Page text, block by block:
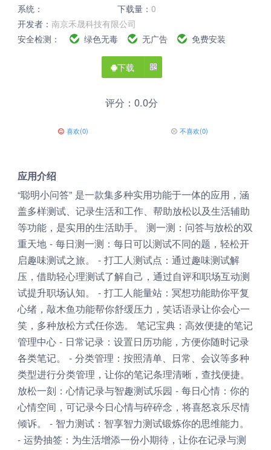
系统：
下载量： 0
开发者： 南京禾晟科技有限公司
安全检测：
绿色无毒 无广告 免费安装
下载
评分：0.0分
喜欢(0) 不喜欢(0)
应用介绍
“聪明小问答” 是一款集多种实用功能于一体的应用，涵
盖多样测试、记录生活和工作、帮助放松以及生活辅助
等功能，是实用的生活助手。 测一测：问答与放松的双
重天地 - 每日测一测：每日可以测试不同的题，轻松开
启趣味测试之旅。 - 打工人测试点：通过趣味测试解
压，借助轻心理测试了解自己，通过自评和职场互动测
试提升职场认知。 - 打工人能量站：冥想功能助你平复
心绪，敲木鱼功能帮你舒缓压力，笑话语录让你会心一
笑，多种放松方式任你选。 笔记宝典：高效便捷的笔记
管理中心 - 日常记录：设置日历功能，方便你随时记录
各类笔记。 - 分类管理：按照清单、日常、会议等多种
类型进行分类管理，让你的笔记条理清晰，查找便捷。
放松一刻：心情记录与智趣测试乐园 - 每日心情：你的
心情空间，可记录今日心情与碎碎念，将喜怒哀乐尽情
倾诉。 - 智力测试：智享智力测试锻炼你的思维能力。
- 运势抽签：为生活增添一份小期待，让你在记录与测